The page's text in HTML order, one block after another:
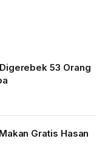
53 Orang
Gratis Hasan